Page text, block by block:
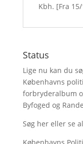
Kbh. [Fra
Status
Lige nu kan du
Københavns
forbryderalbum
Byfoged og
Søg hereller se